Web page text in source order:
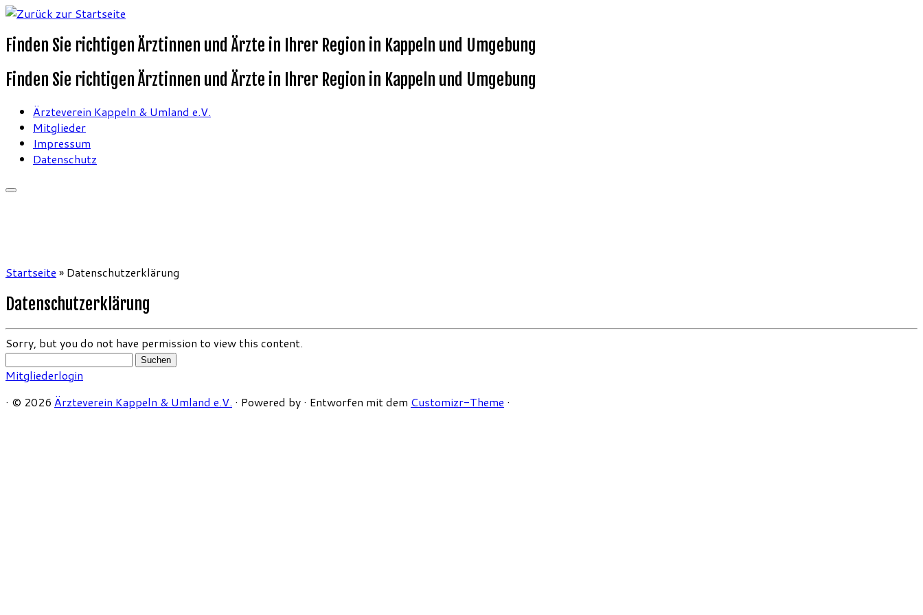
Finden Sie richtigen Ärztinnen und Ärzte in Ihrer Region in Kappeln und Umgebung
Finden Sie richtigen Ärztinnen und Ärzte in Ihrer Region in Kappeln und Umgebung
Ärzteverein Kappeln & Umland e.V.
Mitglieder
Impressum
Datenschutz
Startseite » Datenschutzerklärung
Datenschutzerklärung
Sorry, but you do not have permission to view this content.
Suchen
nach:
Mitgliederlogin
· © 2026 Ärzteverein Kappeln & Umland e.V. · Powered by · Entworfen mit dem Customizr-Theme ·